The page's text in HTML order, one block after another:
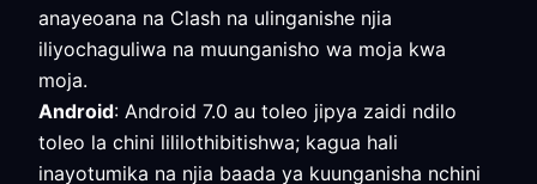
anayeoana na Clash na ulinganishe njia
iliyochaguliwa na muunganisho wa moja kwa
moja.
Android: Android 7.0 au toleo jipya zaidi ndilo
toleo la chini lililothibitishwa; kagua hali
inayotumika na njia baada ya kuunganisha nchini